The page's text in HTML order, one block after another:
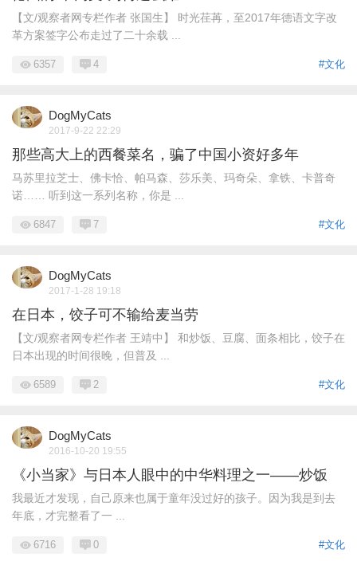
【文/观察者网专栏作者 张国生】 时光荏苒，至2017年德语文字改
革方案签字公布走过了二十余载 ...
#文化
6357 4
DogMyCats
2017-9-22 22:29
那些高大上的西餐菜名，骗了中国小资好多年
马苏里拉芝士、佛卡恰、帕马森、莎乐美、玛奇朵、拿铁、卡普奇
诺…… 听到这一系列名称，你是 ...
#文化
6847 7
DogMyCats
2017-1-28 19:18
在日本，饺子可不输给麦当劳
【文/观察者网专栏作者 王靖中】 和炒饭、豆腐、面条相比，饺子在
日本出现的时间很晚，但普及 ...
#文化
6589 2
DogMyCats
2016-10-20 19:55
《小当家》与日本人眼中的中华料理之一——炒饭
我最近才发现，自己原来也属于童年没过好的孩子。因为我是到去
年底，才完整看了一 ...
#文化
6716 0